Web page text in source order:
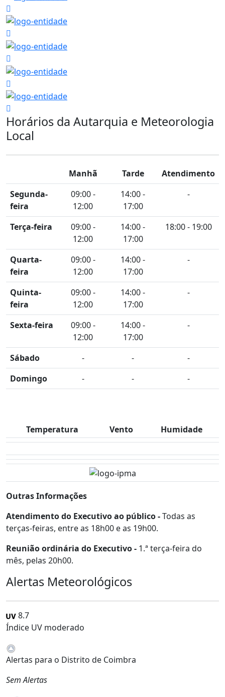
Horários da Autarquia e Meteorologia
Local
Manhã Tarde
Atendimento
Segunda-
feira
09:00 -
12:00
14:00 -
17:00
-
Terça-feira
09:00 -
12:00
14:00 -
17:00
18:00 - 19:00
Quarta-
feira
09:00 -
12:00
14:00 -
17:00
-
Quinta-
feira
09:00 -
12:00
14:00 -
17:00
-
Sexta-feira
09:00 -
12:00
14:00 -
17:00
-
Sábado - -
-
Domingo
- - -
Temperatura Vento Humidade
Outras Informações
Atendimento do Executivo ao público -Todas as
terças-feiras, entre as 18h00 e as 19h00.
Reunião ordinária do Executivo - 1.ª terça-feira do
mês, pelas 20h00.
Alertas Meteorológicos
8.7
Índice UV moderado
Alertas para o Distrito de Coimbra
Sem Alertas